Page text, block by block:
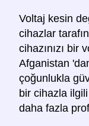
Voltaj kesin
cihazlar
cihazınızı bir
Afganistan
çoğunlukla
bir cihazla
daha fazla